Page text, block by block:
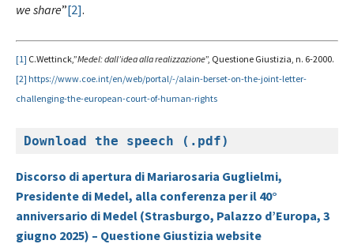
we share”[2].
[1] C.Wettinck,”Medel: dall’idea alla realizzazione”, Questione Giustizia, n. 6-2000.
[2] https://www.coe.int/en/web/portal/-/alain-berset-on-the-joint-letter-
challenging-the-european-court-of-human-rights
Download the speech (.pdf)
Discorso di apertura di Mariarosaria Guglielmi,
Presidente di Medel, alla conferenza per il 40°
anniversario di Medel (Strasburgo, Palazzo d’Europa, 3
giugno 2025) – Questione Giustizia website